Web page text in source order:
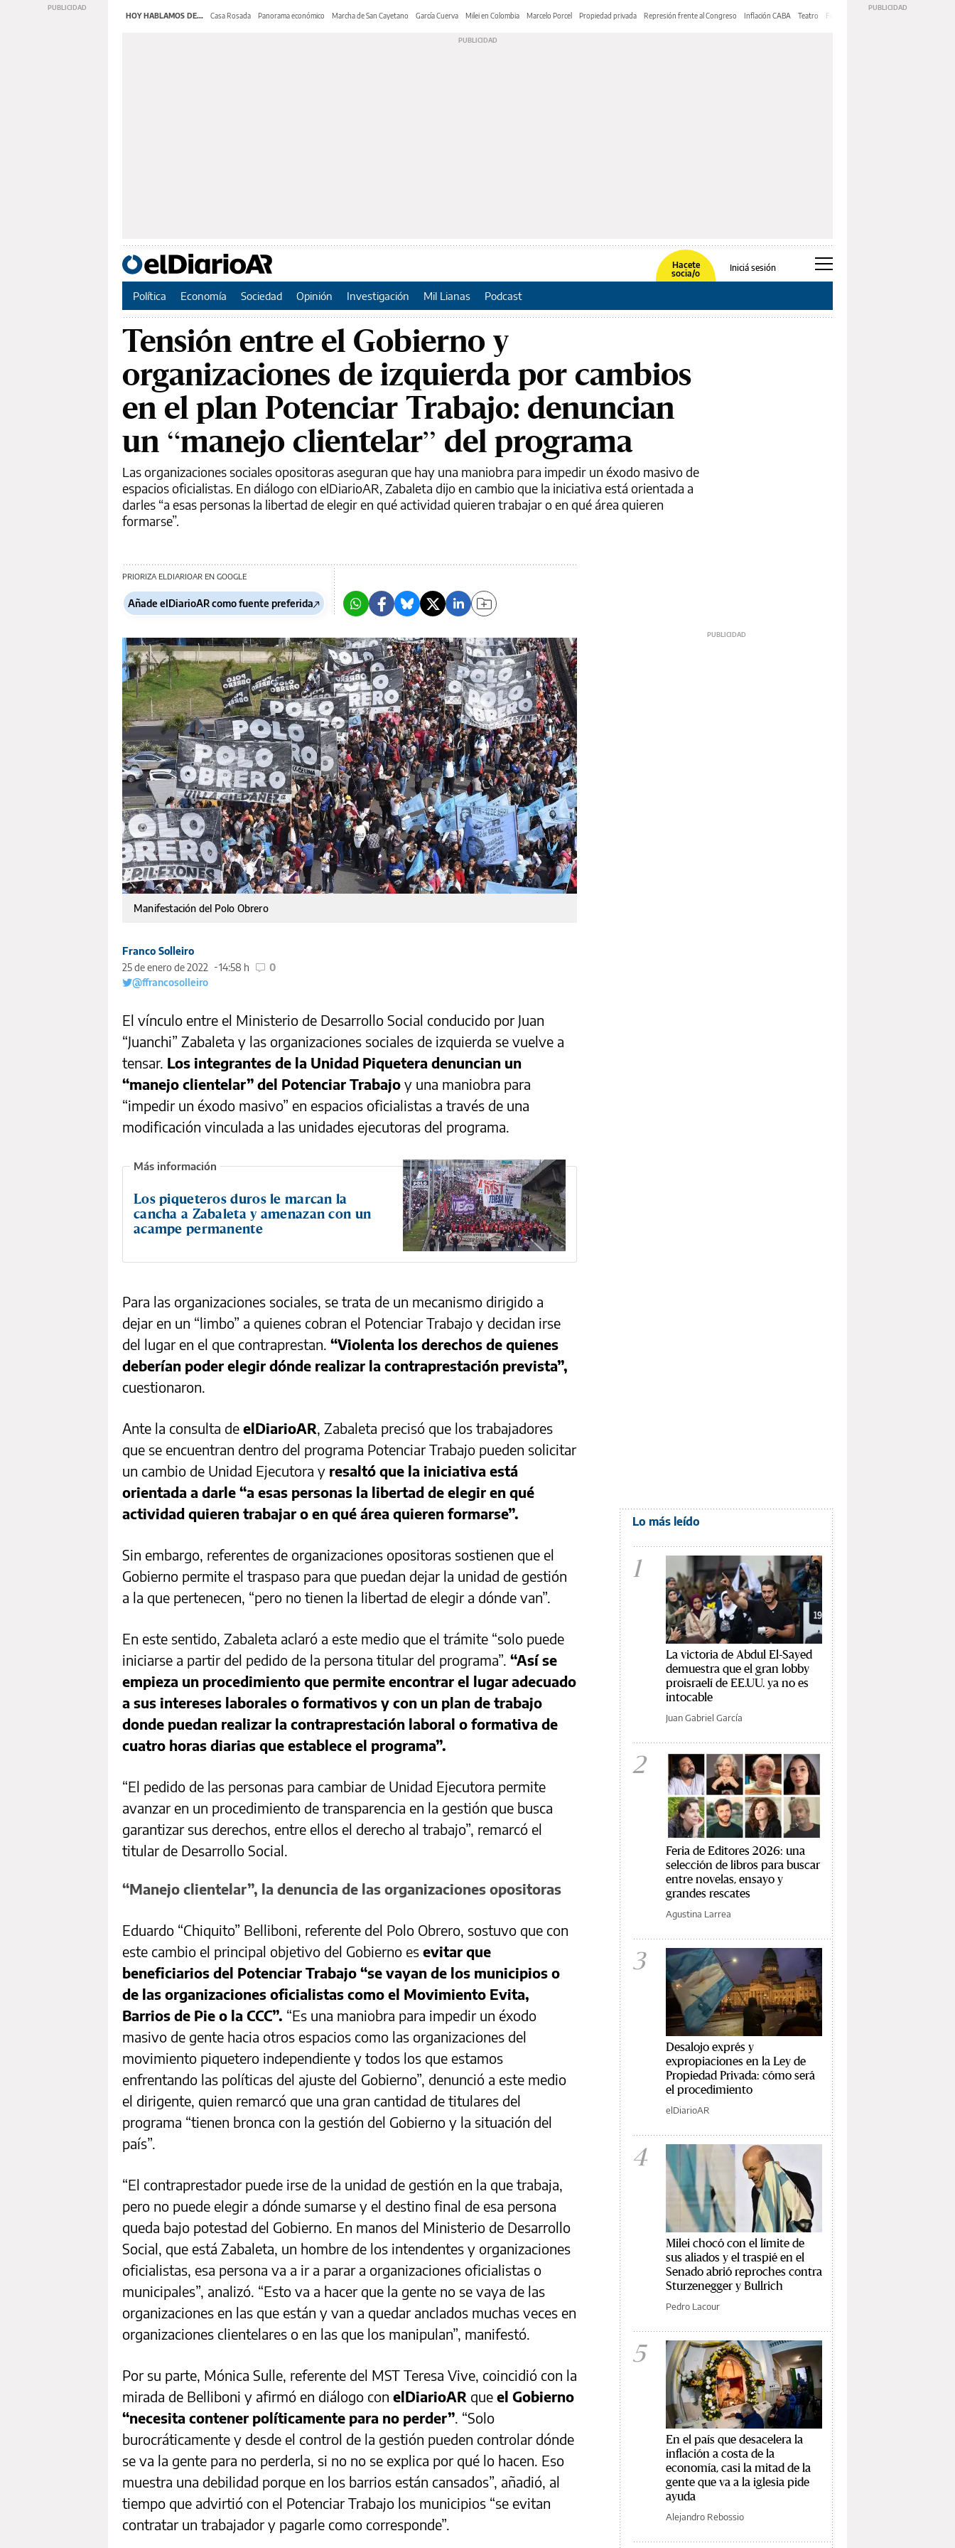
HOY HABLAMOS DE... Casa Rosada Panorama económico Marcha de San Cayetano García Cuerva Milei en Colombia Marcelo Porcel Propiedad privada Represión frente al Congreso Inflación CABA Teatro Feria de Editores
Hacete
socia/o
Iniciá sesión
Política Economía Sociedad Opinión Investigación Mil Lianas Podcast
Tensión entre el Gobierno y
organizaciones de izquierda por cambios
en el plan Potenciar Trabajo: denuncian
un “manejo clientelar” del programa
Las organizaciones sociales opositoras aseguran que hay una maniobra para impedir un éxodo masivo de
espacios oficialistas. En diálogo con elDiarioAR, Zabaleta dijo en cambio que la iniciativa está orientada a
darles “a esas personas la libertad de elegir en qué actividad quieren trabajar o en qué área quieren
formarse”.
PRIORIZA ELDIARIOAR EN GOOGLE
Añade elDiarioAR como fuente preferida
Manifestación del Polo Obrero
Franco Solleiro
25 de enero de 2022
14:58 h
0
@ffrancosolleiro
El vínculo entre el Ministerio de Desarrollo Social conducido por Juan
“Juanchi” Zabaleta y las organizaciones sociales de izquierda se vuelve a
tensar. Los integrantes de la Unidad Piquetera denuncian un
“manejo clientelar” del Potenciar Trabajo y una maniobra para
“impedir un éxodo masivo” en espacios oficialistas a través de una
modificación vinculada a las unidades ejecutoras del programa.
Los piqueteros duros le marcan la
cancha a Zabaleta y amenazan con un
acampe permanente
Para las organizaciones sociales, se trata de un mecanismo dirigido a
dejar en un “limbo” a quienes cobran el Potenciar Trabajo y decidan irse
del lugar en el que contraprestan. “Violenta los derechos de quienes
deberían poder elegir dónde realizar la contraprestación prevista”,
cuestionaron.
Ante la consulta de elDiarioAR, Zabaleta precisó que los trabajadores
que se encuentran dentro del programa Potenciar Trabajo pueden solicitar
un cambio de Unidad Ejecutora y resaltó que la iniciativa está
orientada a darle “a esas personas la libertad de elegir en qué
actividad quieren trabajar o en qué área quieren formarse”.
Sin embargo, referentes de organizaciones opositoras sostienen que el
Gobierno permite el traspaso para que puedan dejar la unidad de gestión
a la que pertenecen, “pero no tienen la libertad de elegir a dónde van”.
En este sentido, Zabaleta aclaró a este medio que el trámite “solo puede
iniciarse a partir del pedido de la persona titular del programa”. “Así se
empieza un procedimiento que permite encontrar el lugar adecuado
a sus intereses laborales o formativos y con un plan de trabajo
donde puedan realizar la contraprestación laboral o formativa de
cuatro horas diarias que establece el programa”.
“El pedido de las personas para cambiar de Unidad Ejecutora permite
avanzar en un procedimiento de transparencia en la gestión que busca
garantizar sus derechos, entre ellos el derecho al trabajo”, remarcó el
titular de Desarrollo Social.
“Manejo clientelar”, la denuncia de las organizaciones opositoras
Eduardo “Chiquito” Belliboni, referente del Polo Obrero, sostuvo que con
este cambio el principal objetivo del Gobierno es evitar que
beneficiarios del Potenciar Trabajo “se vayan de los municipios o
de las organizaciones oficialistas como el Movimiento Evita,
Barrios de Pie o la CCC”. “Es una maniobra para impedir un éxodo
masivo de gente hacia otros espacios como las organizaciones del
movimiento piquetero independiente y todos los que estamos
enfrentando las políticas del ajuste del Gobierno”, denunció a este medio
el dirigente, quien remarcó que una gran cantidad de titulares del
programa “tienen bronca con la gestión del Gobierno y la situación del
país”.
“El contraprestador puede irse de la unidad de gestión en la que trabaja,
pero no puede elegir a dónde sumarse y el destino final de esa persona
queda bajo potestad del Gobierno. En manos del Ministerio de Desarrollo
Social, que está Zabaleta, un hombre de los intendentes y organizaciones
oficialistas, esa persona va a ir a parar a organizaciones oficialistas o
municipales”, analizó. “Esto va a hacer que la gente no se vaya de las
organizaciones en las que están y van a quedar anclados muchas veces en
organizaciones clientelares o en las que los manipulan”, manifestó.
Por su parte, Mónica Sulle, referente del MST Teresa Vive, coincidió con la
mirada de Belliboni y afirmó en diálogo con elDiarioAR que el Gobierno
“necesita contener políticamente para no perder”. “Solo
burocráticamente y desde el control de la gestión pueden controlar dónde
se va la gente para no perderla, si no no se explica por qué lo hacen. Eso
muestra una debilidad porque en los barrios están cansados”, añadió, al
tiempo que advirtió con el Potenciar Trabajo los municipios “se evitan
contratar un trabajador y pagarle como corresponde”.
Lo más leído
1
La victoria de Abdul El-Sayed
demuestra que el gran lobby
proisraelí de EE.UU. ya no es
intocable
Juan Gabriel García
2
Feria de Editores 2026: una
selección de libros para buscar
entre novelas, ensayo y
grandes rescates
Agustina Larrea
3
Desalojo exprés y
expropiaciones en la Ley de
Propiedad Privada: cómo será
el procedimiento
elDiarioAR
4
Milei chocó con el límite de
sus aliados y el traspié en el
Senado abrió reproches contra
Sturzenegger y Bullrich
Pedro Lacour
5
En el país que desacelera la
inflación a costa de la
economía, casi la mitad de la
gente que va a la iglesia pide
ayuda
Alejandro Rebossio